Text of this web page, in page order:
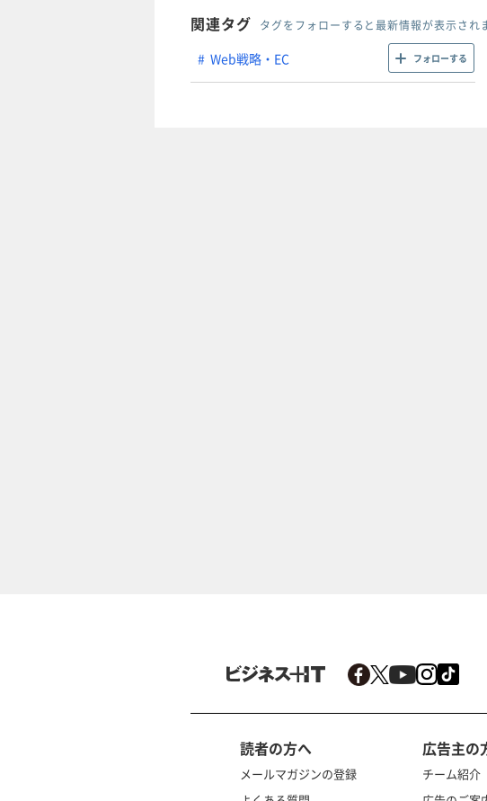
関連タグ タグをフォローすると最新情報が表示され
Web戦略・EC フォローする
読者の方へ
メールマガジンの登録
広告主の
チーム紹介